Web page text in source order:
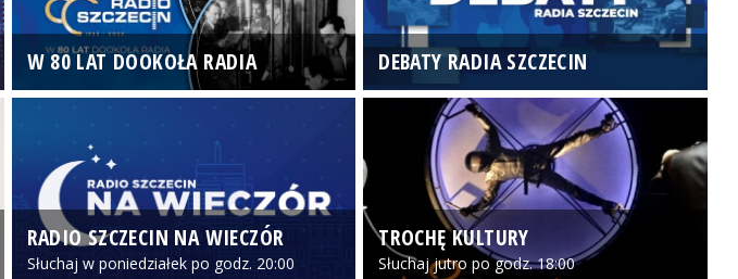
W 80 LAT DOOKOŁA RADIA DEBATY RADIA SZCZECIN
RADIO SZCZECIN NA WIECZÓR
Słuchaj w poniedziałek po godz. 20:00
TROCHĘ KULTURY
Słuchaj jutro po godz. 18:00